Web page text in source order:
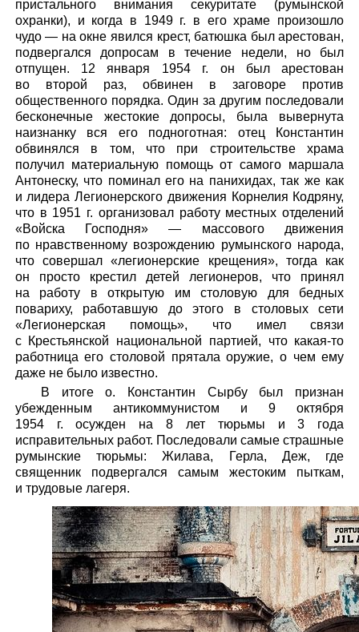
пристального внимания секуритате (румынской
охранки), и когда в 1949 г. в его храме произошло
чудо — на окне явился крест, батюшка был арестован,
подвергался допросам в течение недели, но был
отпущен. 12 января 1954 г. он был арестован
во второй раз, обвинен в заговоре против
общественного порядка. Один за другим последовали
бесконечные жестокие допросы, была вывернута
наизнанку вся его подноготная: отец Константин
обвинялся в том, что при строительстве храма
получил материальную помощь от самого маршала
Антонеску, что поминал его на панихидах, так же как
и лидера Легионерского движения Корнелия Кодряну,
что в 1951 г. организовал работу местных отделений
«Войска Господня» — массового движения
по нравственному возрождению румынского народа,
что совершал «легионерские крещения», тогда как
он просто крестил детей легионеров, что принял
на работу в открытую им столовую для бедных
повариху, работавшую до этого в столовых сети
«Легионерская помощь», что имел связи
с Крестьянской национальной партией, что какая-то
работница его столовой прятала оружие, о чем ему
даже не было известно.
В итоге о. Константин Сырбу был признан
убежденным антикоммунистом и 9 октября
1954 г. осужден на 8 лет тюрьмы и 3 года
исправительных работ. Последовали самые страшные
румынские тюрьмы: Жилава, Герла, Деж, где
священник подвергался самым жестоким пыткам,
и трудовые лагеря.